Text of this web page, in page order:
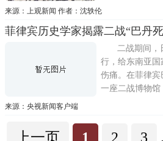
行车站等五处
到这个古镇的痕
路。已经消失
系吗?它记录了
来源：上观新闻 作者：沈轶伦
菲律宾历史学家揭露二战“巴丹
二战期间，
行，给东南亚
伤痛。在菲律
一座二战博物
了二战时期日
博物馆目前不
来源：央视新闻客户端
上一页 1 2 3